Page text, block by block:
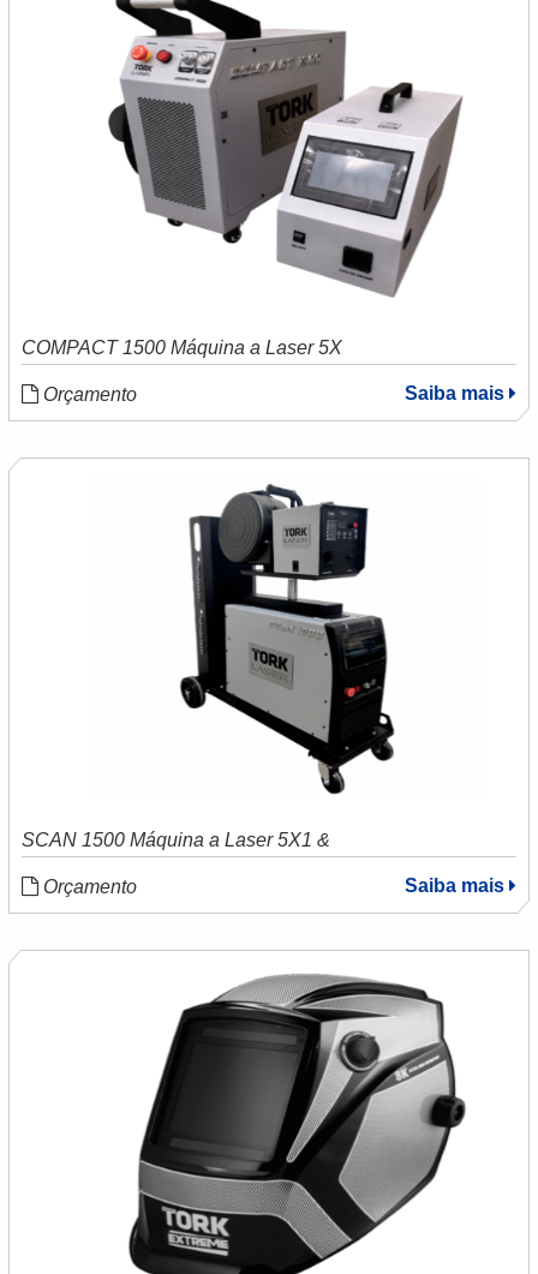
COMPACT 1500 Máquina a Laser 5X
Orçamento Saiba mais
SCAN 1500 Máquina a Laser 5X1 &
Orçamento Saiba mais